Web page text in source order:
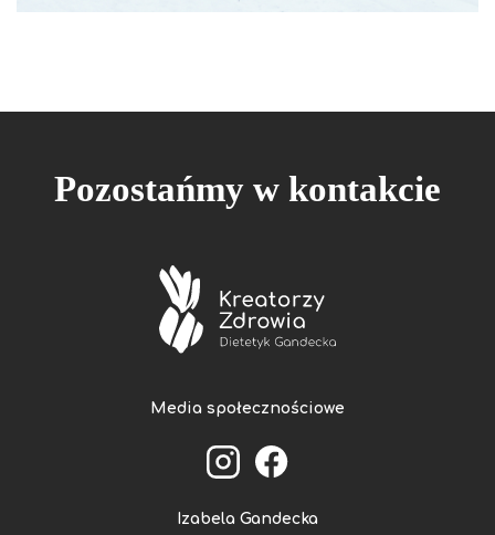
Pozostańmy w kontakcie
Media społecznościowe
Izabela Gandecka